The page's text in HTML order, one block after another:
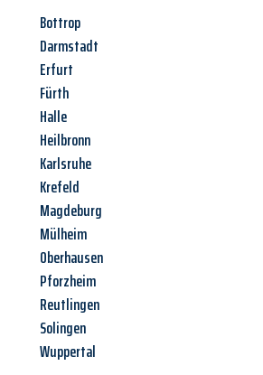
Bottrop
Darmstadt
Erfurt
Fürth
Halle
Heilbronn
Karlsruhe
Krefeld
Magdeburg
Mülheim
Oberhausen
Pforzheim
Reutlingen
Solingen
Wuppertal